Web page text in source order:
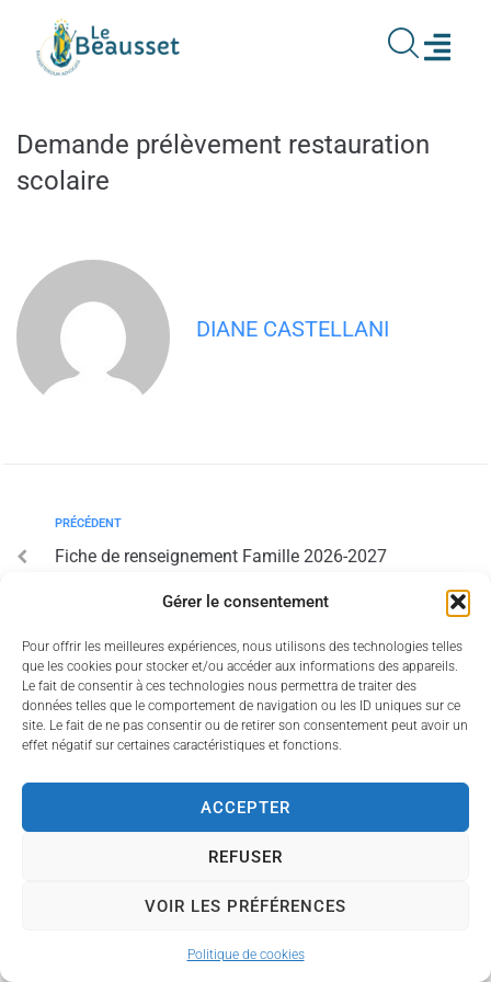
Gérer le consentement
Pour offrir les meilleures expériences, nous utilisons des technologies telles
que les cookies pour stocker et/ou accéder aux informations des appareils.
Le fait de consentir à ces technologies nous permettra de traiter des
données telles que le comportement de navigation ou les ID uniques sur ce
site. Le fait de ne pas consentir ou de retirer son consentement peut avoir un
effet négatif sur certaines caractéristiques et fonctions.
ACCEPTER
REFUSER
VOIR LES PRÉFÉRENCES
Politique de cookies
principal
Demande prélèvement restauration
scolaire
DIANE CASTELLANI
PRÉCÉDENT
Fiche de renseignement Famille 2026-2027
Accessibilité Politique des cookiesMentions légales
Plan du site